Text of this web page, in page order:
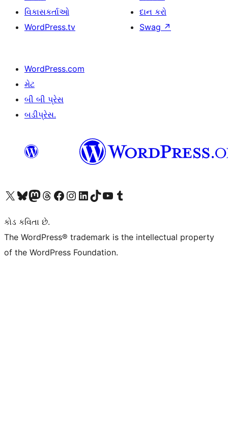
વિકાસકર્તાઓ
WordPress.tv
દાન કરો
Swag ↗
WordPress.com
મેટ
બી બી પ્રેસ
બડીપ્રેસ.
અમારા X (અગાઉ ટ્વિટર) એકાઉન્ટની મુલાકાત લોઅમારા Bluesky એકાઉન્ટની મુલાકાત લોઅમારા માસ્ટોડોન એકાઉન્ટની મુલાકાત લોઅમારા Threads એકાઉન્ટની મુલાકાત લો અમારા ફેસબુક પેજની મુલાકાત લોઅમારા ઇન્સ્ટાગ્રામ એકાઉન્ટની મુલાકાત લો અમારા LinkedIn એકાઉન્ટની મુલાકાત લોઅમારા TikTok એકાઉન્ટની મુલાકાત લોઅમારી YouTube ચેનલની મુલાકાત લો અમારા Tumblr એકાઉન્ટની મુલાકાત લો
કોડ કવિતા છે.
The WordPress® trademark is the intellectual property
of the WordPress Foundation.